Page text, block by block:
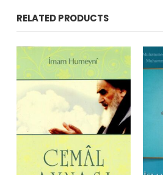
RELATED PRODUCTS